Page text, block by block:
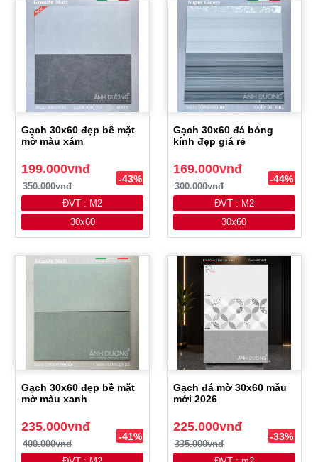
Gạch 30x60 đẹp bề mặt
mờ màu xám
199.000vnđ
350.000vnđ
-43%
ĐVT : M2
30x60
Gạch 30x60 đá bóng
kính đẹp giá rẻ
169.000vnđ
300.000vnđ
-44%
ĐVT : M2
30x60
Gạch 30x60 đẹp bề mặt
mờ màu xanh
235.000vnđ
400.000vnđ
-41%
Gạch đá mờ 30x60 mẫu
mới 2026
225.000vnđ
335.000vnđ
-33%